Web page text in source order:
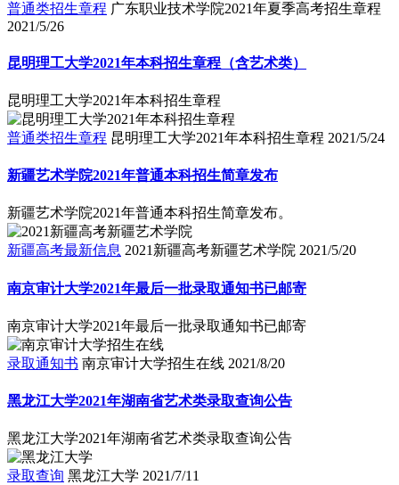
普通类招生章程 广东职业技术学院2021年夏季高考招生章程
2021/5/26
昆明理工大学2021年本科招生章程（含艺术类）
昆明理工大学2021年本科招生章程
普通类招生章程 昆明理工大学2021年本科招生章程 2021/5/24
新疆艺术学院2021年普通本科招生简章发布
新疆艺术学院2021年普通本科招生简章发布。
新疆高考最新信息 2021新疆高考新疆艺术学院 2021/5/20
南京审计大学2021年最后一批录取通知书已邮寄
南京审计大学2021年最后一批录取通知书已邮寄
录取通知书 南京审计大学招生在线 2021/8/20
黑龙江大学2021年湖南省艺术类录取查询公告
黑龙江大学2021年湖南省艺术类录取查询公告
录取查询 黑龙江大学 2021/7/11